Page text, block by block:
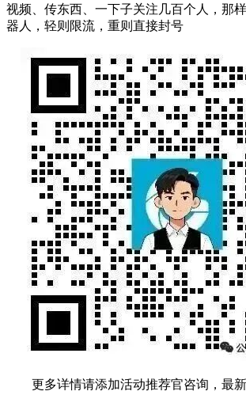
视频、传东西、一下子关注几百个人，那
器人，轻则限流，重则直接封号
更多详情请添加活动推荐官咨询，最